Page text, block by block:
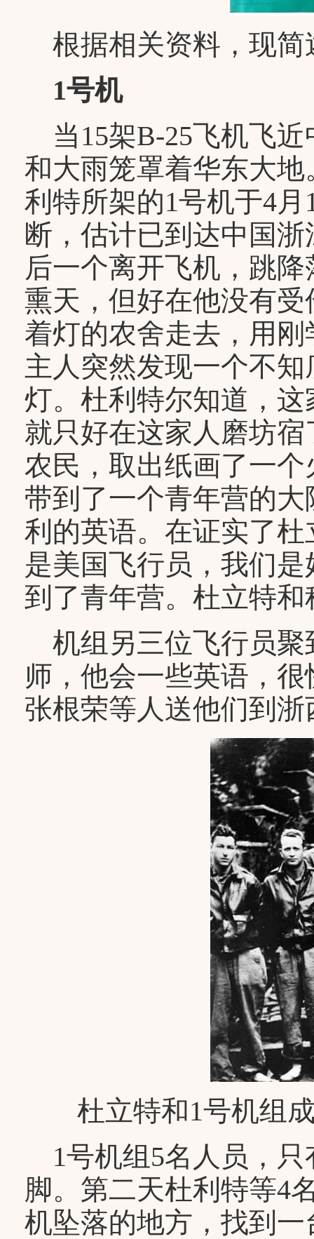
根据相关资料，现简
1号机
当15架B-25飞机飞近
和大雨笼罩着华东大
利特所架的1号机于4
断，估计已到达中国
后一个离开飞机，跳
熏天，但好在他没有
着灯的农舍走去，用
主人突然发现一个不
灯。杜利特尔知道，
就只好在这家人磨坊
农民，取出纸画了一
带到了一个青年营的
利的英语。在证实了
是美国飞行员，我们
到了青年营。杜立特
机组另三位飞行员聚
师，他会一些英语，
张根荣等人送他们到
杜立特和1号机组
1号机组5名人员，只
脚。第二天杜利特等4
机坠落的地方，找到